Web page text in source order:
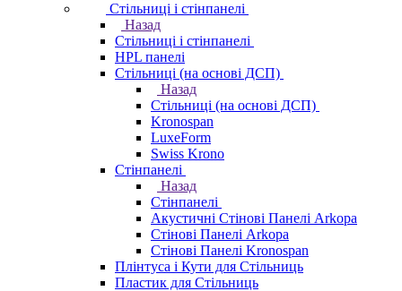
Стільниці і стінпанелі
Назад
Стільниці і стінпанелі
HPL панелі
Стільниці (на основі ДСП)
Назад
Стільниці (на основі ДСП)
Kronospan
LuxeForm
Swiss Krono
Стінпанелі
Назад
Стінпанелі
Акустичні Стінові Панелі Аrkopa
Стінові Панелі Arkopa
Стінові Панелі Kronospan
Плінтуса і Кути для Стільниць
Пластик для Стільниць